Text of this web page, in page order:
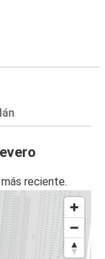
reciente.